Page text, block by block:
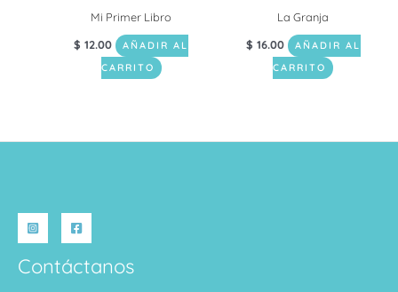
Mi Primer Libro
$ 12.00
AÑADIR AL
CARRITO
La Granja
$ 16.00
AÑADIR AL
CARRITO
Contáctanos